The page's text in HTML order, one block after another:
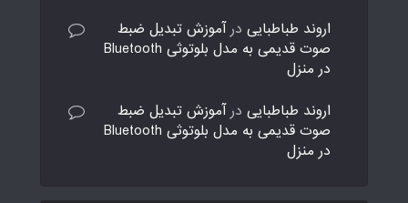
اروند طباطبایی درآموزش تبدیل ضبط
صوت قدیمی به مدل بلوتوثی Bluetooth
در منزل
اروند طباطبایی درآموزش تبدیل ضبط
صوت قدیمی به مدل بلوتوثی Bluetooth
در منزل